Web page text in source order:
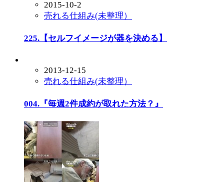
2015-10-2
売れる仕組み(未整理）
225.【セルフイメージが器を決める】
2013-12-15
売れる仕組み(未整理）
004.『毎週2件成約が取れた方法？』